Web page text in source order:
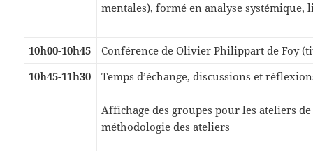
mentales), formé en analyse systémique,
10h00-10h45
Conférence de Olivier Philippart de Foy
10h45-11h30
Temps d’échange, discussions et
Affichage des groupes pour les ateliers
méthodologie des ateliers